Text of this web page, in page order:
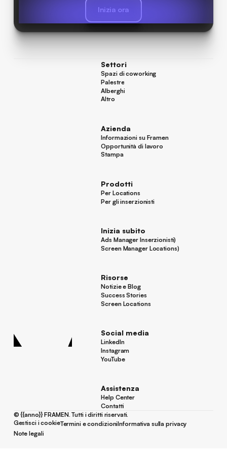
Inizia ora
Settori
Spazi di coworking
Spazi di coworking
Palestre
Palestre
Alberghi
Alberghi
Altro
Azienda
Informazioni su Framen
Informazioni su Framen
Opportunità di lavoro
Opportunità di lavoro
Stampa
Prodotti
Per Locations
Per Locations
Per gli inserzionisti
Inizia subito
Ads Manager Inserzionisti)
Ads Manager Inserzionisti)
Screen Manager Locations)
Risorse
Notizie e Blog
Notizie e Blog
Success Stories
Success Stories
Screen Locations
Social media
LinkedIn
LinkedIn
Instagram
Instagram
YouTube
Assistenza
Help Center
Help Center
Contatti
Contatti
©{{anno}}FRAMEN. Tutti i diritti riservati.
Gestisci i cookie
Gestisci i cookie
Termini e condizioniInformativa sulla privacy
Note legali